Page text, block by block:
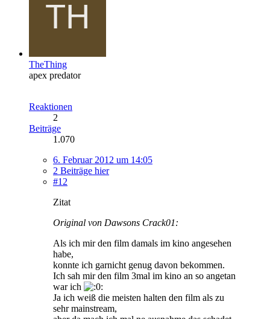
TheThing
apex predator
Reaktionen
2
Beiträge
1.070
6. Februar 2012 um 14:05
2 Beiträge hier
#12
Zitat
Original von Dawsons Crack01:
Als ich mir den film damals im kino angesehen
habe,
konnte ich garnicht genug davon bekommen.
Ich sah mir den film 3mal im kino an so angetan
war ich
Ja ich weiß die meisten halten den film als zu
sehr mainstream,